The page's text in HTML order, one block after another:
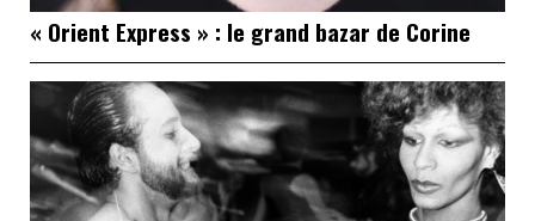
« Orient Express » : le grand bazar de Corine